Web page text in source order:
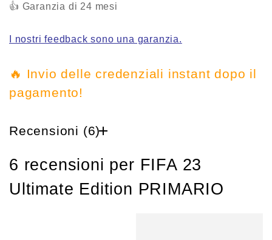
👍 Garanzia di 24 mesi
I nostri feedback sono una garanzia.
🔥 Invio delle credenziali instant dopo il
pagamento!
Recensioni (6)
6 recensioni per FIFA 23
Ultimate Edition PRIMARIO